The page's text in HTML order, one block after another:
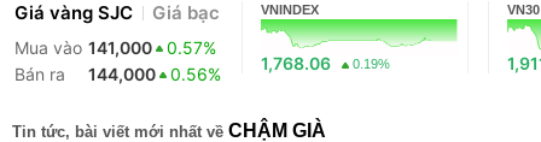
Giá vàng SJC Giá bạc
Mua vào 141,000
0.57%
Bán ra
144,000 0.56%
VNINDEX
1,768.06 0.19%
VN30
Tin tức, bài viết mới nhất về CHẬM GIÀ